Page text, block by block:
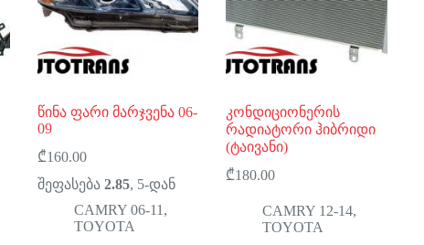
წინა ფარი მარჯვენა 06-
09
₾160.00
შეფასება2.85, 5-დან
CAMRY 06-11 ,
TOYOTA
კონდიციონერის
რადიატორი ჰიბრიდი
(ტაივანი)
₾180.00
CAMRY 12-14,
TOYOTA